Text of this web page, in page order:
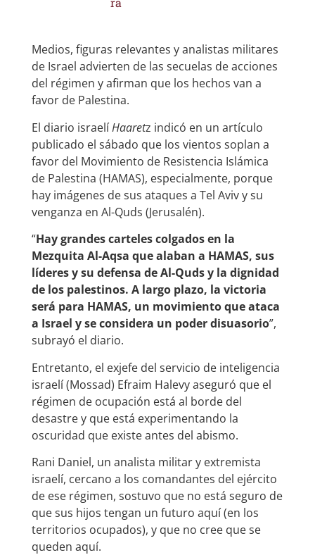
Medios, figuras relevantes y analistas militares
de Israel advierten de las secuelas de acciones
del régimen y afirman que los hechos van a
favor de Palestina.
El diario israelíHaaretz indicó en un artículo
publicado el sábado que los vientos soplan a
favor del Movimiento de Resistencia Islámica
de Palestina (HAMAS), especialmente, porque
hay imágenes de sus ataques a Tel Aviv y su
venganza en Al-Quds (Jerusalén).
“Hay grandes carteles colgados en la
Mezquita Al-Aqsa que alaban a HAMAS, sus
líderes y su defensa de Al-Quds y la dignidad
de los palestinos. A largo plazo, la victoria
será para HAMAS, un movimiento que ataca
a Israel y se considera un poder disuasorio”,
subrayó el diario.
Entretanto, el exjefe del servicio de inteligencia
israelí (Mossad) Efraim Halevy aseguró que el
régimen de ocupación está al borde del
desastre y que está experimentando la
oscuridad que existe antes del abismo.
Rani Daniel, un analista militar y extremista
israelí, cercano a los comandantes del ejército
de ese régimen, sostuvo que no está seguro de
que sus hijos tengan un futuro aquí (en los
territorios ocupados), y que no cree que se
queden aquí.